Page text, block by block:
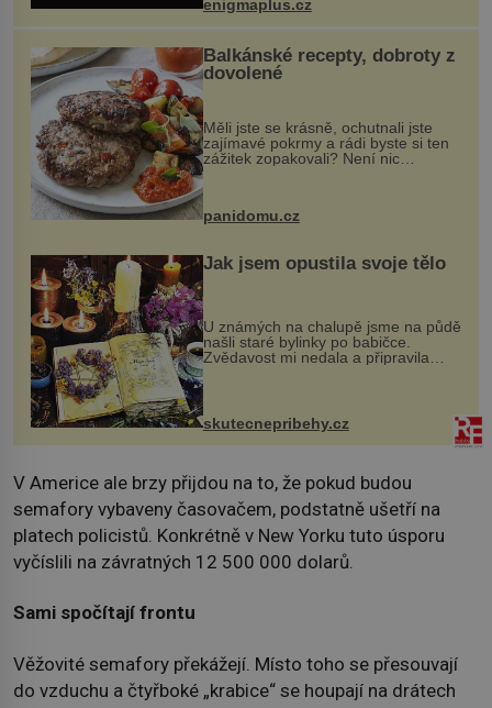
...
enigmaplus.cz
Balkánské recepty, dobroty z
dovolené
Měli jste se krásně, ochutnali jste
zajímavé pokrmy a rádi byste si ten
zážitek zopakovali? Není nic
snazšího. Pljeskavica (10 porcí)
Možná jste ji ochutnali na dovolené v
panidomu.cz
Jak jsem opustila svoje tělo
U známých na chalupě jsme na půdě
našli staré bylinky po babičce.
Zvědavost mi nedala a připravila
jsem si z nich lektvar… Zimní pobyt
na chalupě se pro mě vlastní vinou
změnil v děsivý zážitek, na kt...
skutecnepribehy.cz
V Americe ale brzy přijdou na to, že pokud budou
semafory vybaveny časovačem, podstatně ušetří na
platech policistů. Konkrétně v New Yorku tuto úsporu
vyčíslili na závratných 12 500 000 dolarů.
Sami spočítají frontu
Věžovité semafory překážejí. Místo toho se přesouvají
do vzduchu a čtyřboké „krabice“ se houpají na drátech